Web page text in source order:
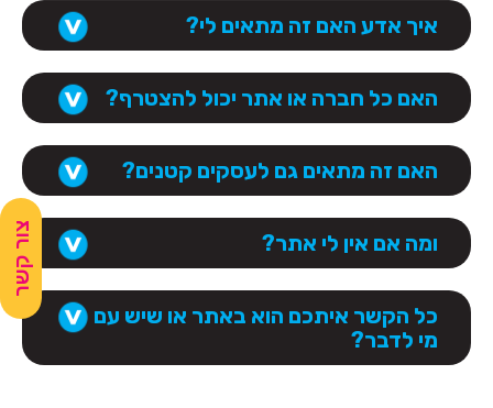
צור קשר
איך אדע האם זה מתאים לי?
האם כל חברה או אתר יכול להצטרף?
האם זה מתאים גם לעסקים קטנים?
ומה אם אין לי אתר?
כל הקשר איתכם הוא באתר או שיש עם
מי לדבר?